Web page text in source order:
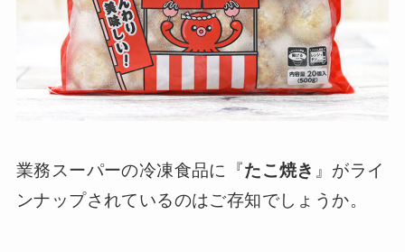
業務スーパーの冷凍食品に『たこ焼き 』がライ
ンナップされているのはご存知でしょうか。